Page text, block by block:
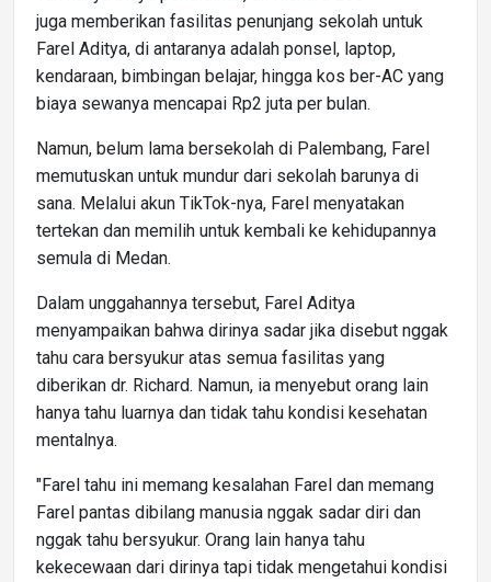
juga memberikan fasilitas penunjang sekolah untuk
Farel Aditya, di antaranya adalah ponsel, laptop,
kendaraan, bimbingan belajar, hingga kos ber-AC yang
biaya sewanya mencapai Rp2 juta per bulan.
Namun, belum lama bersekolah di Palembang, Farel
memutuskan untuk mundur dari sekolah barunya di
sana. Melalui akun TikTok-nya, Farel menyatakan
tertekan dan memilih untuk kembali ke kehidupannya
semula di Medan.
Dalam unggahannya tersebut, Farel Aditya
menyampaikan bahwa dirinya sadar jika disebut nggak
tahu cara bersyukur atas semua fasilitas yang
diberikan dr. Richard. Namun, ia menyebut orang lain
hanya tahu luarnya dan tidak tahu kondisi kesehatan
mentalnya.
"Farel tahu ini memang kesalahan Farel dan memang
Farel pantas dibilang manusia nggak sadar diri dan
nggak tahu bersyukur. Orang lain hanya tahu
kekecewaan dari dirinya tapi tidak mengetahui kondisi